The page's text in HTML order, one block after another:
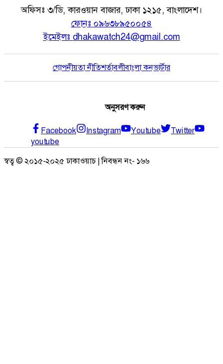
অফিসঃ ৩/ডি, কারওয়ান বাজার, ঢাকা ১২১৫, বাংলাদেশ।
ফোনঃ ০৯৬৩৮৯৫০০৫৪
ইমেইলঃ dhakawatch24@gmail.com
গোপনীয়তা নীতিশর্তাবলীবাংলা কনভার্টার
অনুসরণ করুন
Facebook Instagram Youtube
Twitter
youtube
স্বত্ব © ২০১৫-২০২৫ ঢাকাওয়াচ | নিবন্ধন নং- ১৬৬